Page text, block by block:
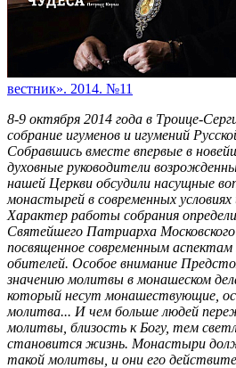
вестник». 2014. №11
8-9 октября 2014 года в Троице-
собрание игуменов и игумений
Собравшись вместе впервые в
духовные руководители
нашей Церкви обсудили насущные
монастырей в современных
Характер работы собрания
Святейшего Патриарха Московского
посвященное современным
обителей. Особое внимание
значению молитвы в монашеском
который несут монашествующие,
молитва... И чем больше людей
молитвы, близость к Богу, тем
становится жизнь. Монастыри
такой молитвы, и они его